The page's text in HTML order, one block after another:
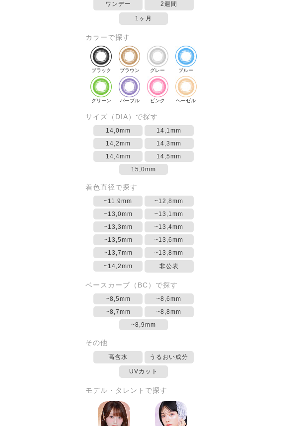
ワンデー 2週間
1ヶ月
カラーで探す
ブラック ブラウン グレー ブルー
グリーン パープル ピンク ヘーゼル
サイズ（DIA）で探す
14,0mm
14,1mm
14,2mm
14,3mm
14,4mm
14,5mm
15,0mm
着色直径で探す
~11.9mm
~12,8mm
~13,0mm
~13,1mm
~13,3mm
~13,4mm
~13,5mm
~13,6mm
~13,7mm
~13,8mm
~14,2mm
非公表
ベースカーブ（BC）で探す
~8,5mm
~8,6mm
~8,7mm
~8,8mm
~8,9mm
その他
高含水 うるおい成分
UVカット
モデル・タレントで探す